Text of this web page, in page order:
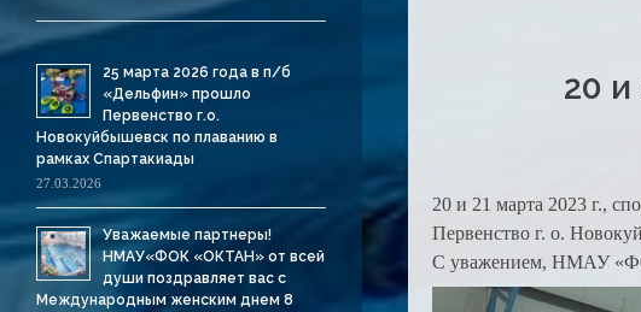
20
20 и 21 марта 2023 г.,
Первенство г. о.
С уважением, НМАУ
25 марта 2026 года в п/б
«Дельфин» прошло
Первенство г.о.
Новокуйбышевск по плаванию в
рамках Спартакиады
27.03.2026
Уважаемые партнеры!
НМАУ«ФОК «ОКТАН» от всей
души поздравляет вас с
Международным женским днем 8